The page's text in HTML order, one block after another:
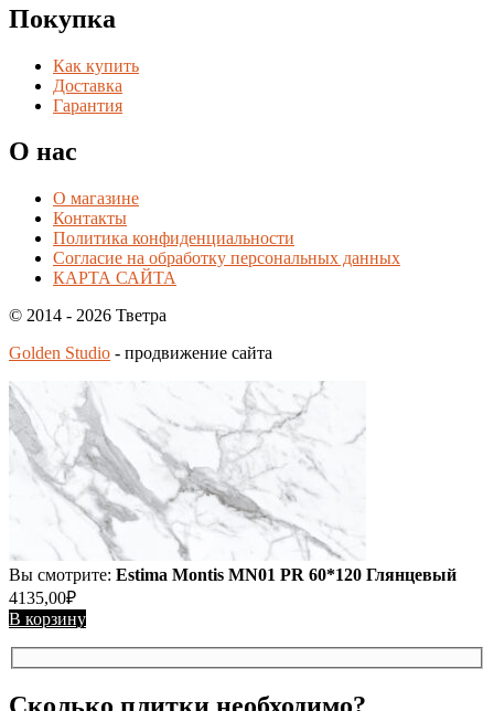
Покупка
Как купить
Доставка
Гарантия
О нас
О магазине
Контакты
Политика конфиденциальности
Согласие на обработку персональных данных
КАРТА САЙТА
© 2014 - 2026 Тветра
Golden Studio - продвижение сайта
Вы смотрите: Estima Montis MN01 PR 60*120 Глянцевый
4135,00₽
В корзину